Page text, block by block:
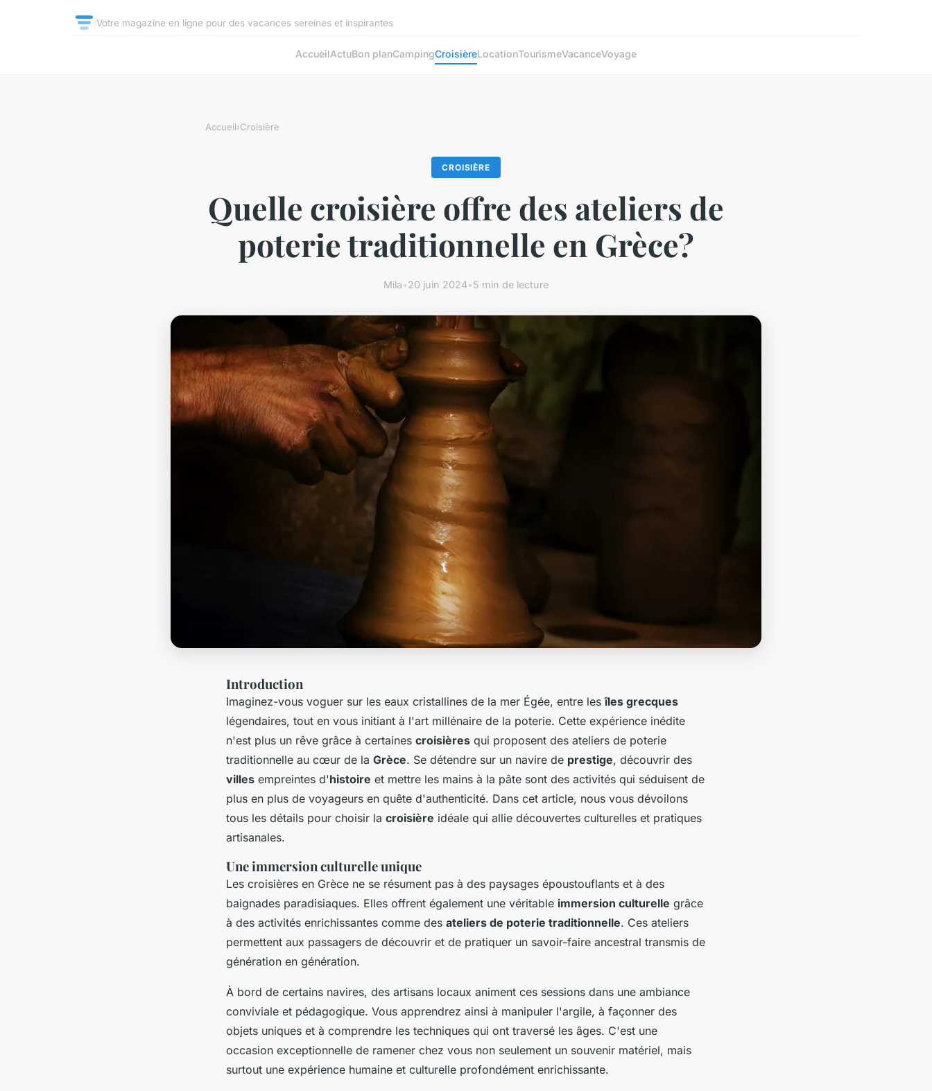
Votre magazine en ligne pour des vacances sereines et inspirantes
AccueilActuBon planCampingCroisièreLocationTourismeVacanceVoyage
Accueil›Croisière
CROISIÈRE
Quelle croisière offre des ateliers de
poterie traditionnelle en Grèce?
Mila•20 juin 2024•5 min de lecture
Introduction
Imaginez-vous voguer sur les eaux cristallines de la mer Égée, entre lesîles grecques
légendaires, tout en vous initiant à l'art millénaire de la poterie. Cette expérience inédite
n'est plus un rêve grâce à certaines croisières qui proposent des ateliers de poterie
traditionnelle au cœur de la Grèce. Se détendre sur un navire de prestige, découvrir des
villes empreintes d'histoire et mettre les mains à la pâte sont des activités qui séduisent de
plus en plus de voyageurs en quête d'authenticité. Dans cet article, nous vous dévoilons
tous les détails pour choisir la croisière idéale qui allie découvertes culturelles et pratiques
artisanales.
Une immersion culturelle unique
Les croisières en Grèce ne se résument pas à des paysages époustouflants et à des
baignades paradisiaques. Elles offrent également une véritable immersion culturelle grâce
à des activités enrichissantes comme des ateliers de poterie traditionnelle. Ces ateliers
permettent aux passagers de découvrir et de pratiquer un savoir-faire ancestral transmis de
génération en génération.
À bord de certains navires, des artisans locaux animent ces sessions dans une ambiance
conviviale et pédagogique. Vous apprendrez ainsi à manipuler l'argile, à façonner des
objets uniques et à comprendre les techniques qui ont traversé les âges. C'est une
occasion exceptionnelle de ramener chez vous non seulement un souvenir matériel, mais
surtout une expérience humaine et culturelle profondément enrichissante.